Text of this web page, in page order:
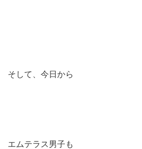
そして、今日から
エムテラス男子も